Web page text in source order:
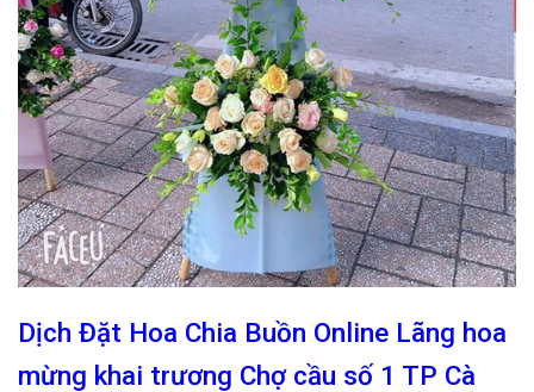
Dịch Đặt Hoa Chia Buồn Online Lãng hoa
mừng khai trương Chợ cầu số 1 TP Cà